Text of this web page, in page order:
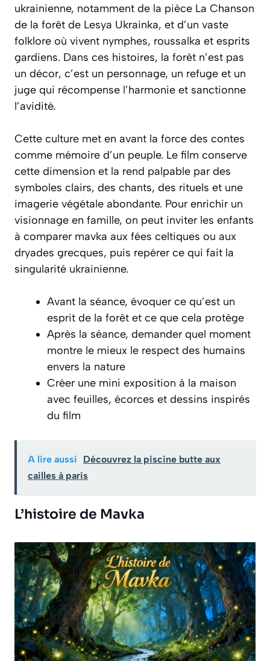
ukrainienne, notamment de la pièce La Chanson
de la forêt de Lesya Ukrainka, et d’un vaste
folklore où vivent nymphes, roussalka et esprits
gardiens. Dans ces histoires, la forêt n’est pas
un décor, c’est un personnage, un refuge et un
juge qui récompense l’harmonie et sanctionne
l’avidité.
Cette culture met en avant la force des contes
comme mémoire d’un peuple. Le film conserve
cette dimension et la rend palpable par des
symboles clairs, des chants, des rituels et une
imagerie végétale abondante. Pour enrichir un
visionnage en famille, on peut inviter les enfants
à comparer mavka aux fées celtiques ou aux
dryades grecques, puis repérer ce qui fait la
singularité ukrainienne.
Avant la séance, évoquer ce qu’est un
esprit de la forêt et ce que cela protège
Après la séance, demander quel moment
montre le mieux le respect des humains
envers la nature
Créer une mini exposition à la maison
avec feuilles, écorces et dessins inspirés
du film
A lire aussi
Découvrez la piscine butte aux
cailles à paris
L’histoire de Mavka